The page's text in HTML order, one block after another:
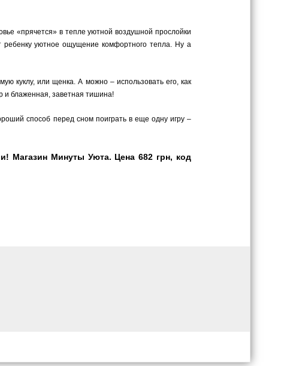
«прячется» в тепле уютной воздушной прослойки
ребенку уютное ощущение комфортного тепла. Ну а
куклу, или щенка. А можно – использовать его, как
и блаженная, заветная тишина!
способ перед сном поиграть в еще одну игру –
Магазин Минуты Уюта. Цена 682 грн, код